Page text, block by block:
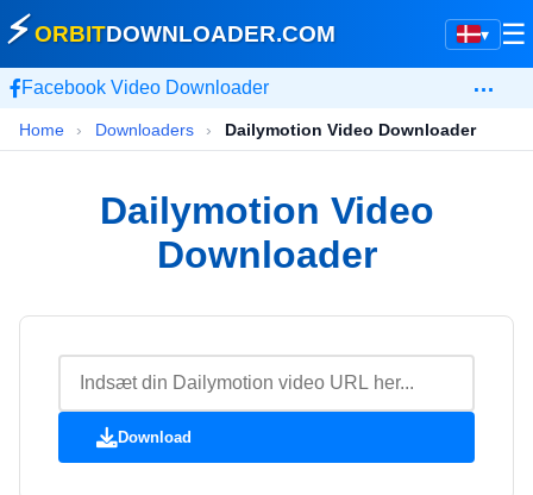
▾
⚡ORBITDOWNLOADER.COM ☰
Facebook Video Downloader …
Home › Downloaders › Dailymotion Video Downloader
Dailymotion Video
Downloader
Download